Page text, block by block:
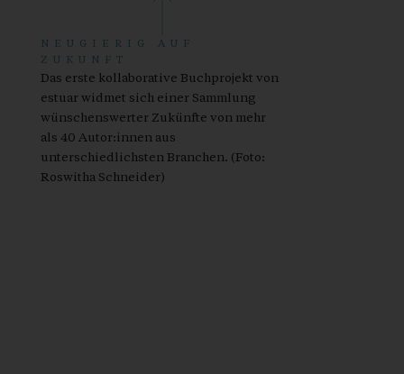
NEUGIERIG AUF
ZUKUNFT
Das erste kollaborative Buchprojekt von
estuar widmet sich einer Sammlung
wünschenswerter Zukünfte von mehr
als 40 Autor:innen aus
unterschiedlichsten Branchen. (Foto:
Roswitha Schneider)